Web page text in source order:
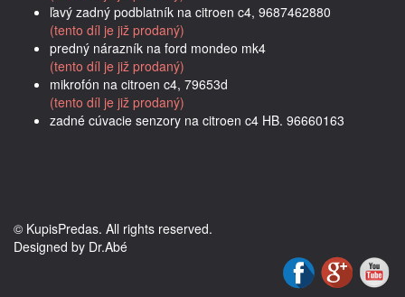
ľavý zadný podblatník na citroen c4, 9687462880
(tento díl je již prodaný)
predný nárazník na ford mondeo mk4
(tento díl je již prodaný)
mikrofón na citroen c4, 79653d
(tento díl je již prodaný)
zadné cúvacie senzory na citroen c4 HB. 96660163
© KupisPredas. All rights reserved.
Designed by Dr.Abé